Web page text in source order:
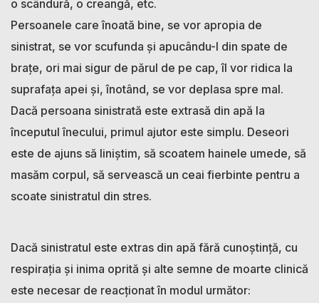
o scândură, o creangă, etc.
Persoanele care înoată bine, se vor apropia de
sinistrat, se vor scufunda şi apucându-l din spate de
braţe, ori mai sigur de părul de pe cap, îl vor ridica la
suprafaţa apei şi, înotând, se vor deplasa spre mal.
Dacă persoana sinistrată este extrasă din apă la
începutul înecului, primul ajutor este simplu. Deseori
este de ajuns să liniştim, să scoatem hainele umede, să
masăm corpul, să servească un ceai fierbinte pentru a
scoate sinistratul din stres.
Dacă sinistratul este extras din apă fără cunoştinţă, cu
respiraţia şi inima oprită şi alte semne de moarte clinică
este necesar de reacţionat în modul următor: